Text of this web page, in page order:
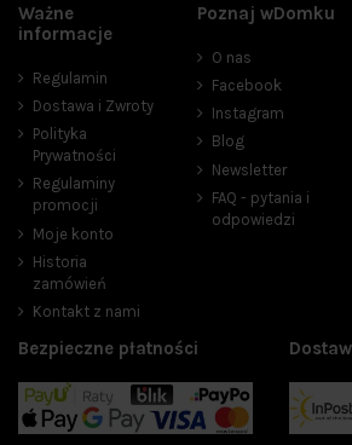
Ważne
informacje
Regulamin
Dostawa i Zwroty
Polityka
Prywatności
Regulaminy
promocji
Moje konto
Historia
zamówień
Kontakt z nami
Poznaj wDomku
O nas
Facebook
Instagram
Blog
Newsletter
FAQ - pytania i
odpowiedzi
Bezpieczne płatności